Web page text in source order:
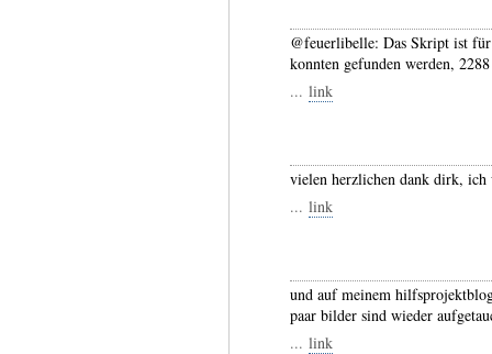
@feuerlibelle: Das Skript ist
konnten gefunden werden,
... link
vielen herzlichen dank dirk, ich
... link
und auf meinem
paar bilder sind wieder
... link